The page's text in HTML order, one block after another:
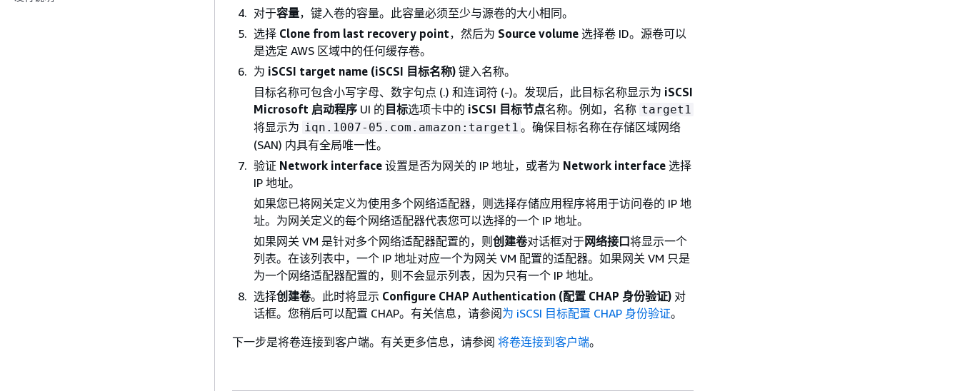
对于容量，键入卷的容量。此容量必须至少与源卷的大小相同。
选择 Clone from last recovery point，然后为 Source volume 选择卷 ID。源卷可以
是选定 AWS 区域中的任何缓存卷。
为 iSCSI target name (iSCSI 目标名称) 键入名称。
目标名称可包含小写字母、数字句点 (.) 和连词符 (-)。发现后，此目标名称显示为 iSCSI
Microsoft 启动程序 UI 的 目标选项卡中的 iSCSI 目标节点名称。例如，名称 target1
将显示为 iqn.1007-05.com.amazon:target1 。确保目标名称在存储区域网络
(SAN) 内具有全局唯一性。
验证 Network interface 设置是否为网关的 IP 地址，或者为 Network interface 选择
IP 地址。
如果您已将网关定义为使用多个网络适配器，则选择存储应用程序将用于访问卷的 IP 地
址。为网关定义的每个网络适配器代表您可以选择的一个 IP 地址。
如果网关 VM 是针对多个网络适配器配置的，则 创建卷对话框对于网络接口将显示一个
列表。在该列表中，一个 IP 地址对应一个为网关 VM 配置的适配器。如果网关 VM 只是
为一个网络适配器配置的，则不会显示列表，因为只有一个 IP 地址。
选择创建卷。此时将显示 Configure CHAP Authentication (配置 CHAP 身份验证) 对
话框。您稍后可以配置 CHAP。有关信息，请参阅为 iSCSI 目标配置 CHAP 身份验证。
下一步是将卷连接到客户端。有关更多信息，请参阅 将卷连接到客户端。